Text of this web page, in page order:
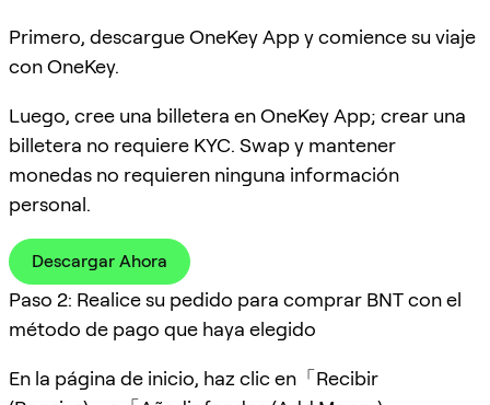
Primero, descargue OneKey App y comience su viaje
con OneKey.
Luego, cree una billetera en OneKey App; crear una
billetera no requiere KYC. Swap y mantener
monedas no requieren ninguna información
personal.
Descargar Ahora
Paso 2: Realice su pedido para comprar BNT con el
método de pago que haya elegido
En la página de inicio, haz clic en「Recibir